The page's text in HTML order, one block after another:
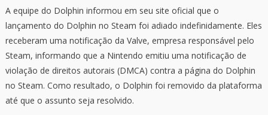
A equipe do Dolphin informou em seu site oficial que o
lançamento do Dolphin no Steam foi adiado indefinidamente. Eles
receberam uma notificação da Valve, empresa responsável pelo
Steam, informando que a Nintendo emitiu uma notificação de
violação de direitos autorais (DMCA) contra a página do Dolphin
no Steam. Como resultado, o Dolphin foi removido da plataforma
até que o assunto seja resolvido.